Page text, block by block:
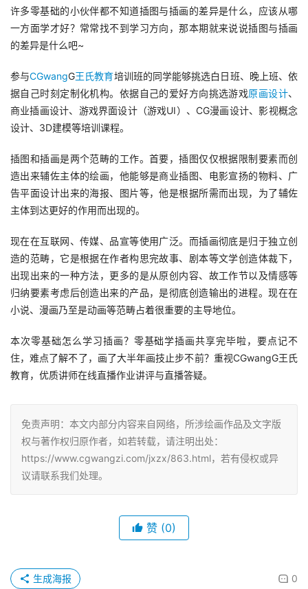
许多零基础的小伙伴都不知道插图与插画的差异是什么，应该从哪
一方面学才好？常常找不到学习方向，那本期就来说说插图与插画
的差异是什么吧~
参与CGwangG王氏教育培训班的同学能够挑选白日班、晚上班、依
据自己时刻定制化机构。依据自己的爱好方向挑选游戏原画设计、
商业插画设计、游戏界面设计（游戏UI）、CG漫画设计、影视概念
设计、3D建模等培训课程。
插图和插画是两个范畴的工作。首要，插图仅仅根据限制要素而创
造出来辅佐主体的绘画，他能够是商业插图、电影宣扬的物料、广
告平面设计出来的海报、图片等，他是根据所需而出现，为了辅佐
主体到达更好的作用而出现的。
现在在互联网、传媒、品宣等使用广泛。而插画彻底是归于独立创
造的范畴，它是根据在作者构思完故事、剧本等文学创造体裁下，
出现出来的一种方法，更多的是从原创内容、故工作节以及情感等
归纳要素考虑后创造出来的产品，是彻底创造输出的进程。现在在
小说、漫画乃至是动画等范畴占着很重要的主导地位。
本次零基础怎么学习插画？零基础学插画共享完毕啦，要点记不
住，难点了解不了，画了大半年画技止步不前？重视CGwangG王氏
教育，优质讲师在线直播作业讲评与直播答疑。
免责声明：本文内部分内容来自网络，所涉绘画作品及文字版
权与著作权归原作者，如若转载，请注明出处：
https://www.cgwangzi.com/jxzx/863.html，若有侵权或异
议请联系我们处理。
赞 (0)
0
生成海报